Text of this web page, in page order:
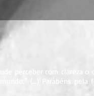
perceber com clareza o
(...) Parabéns pela